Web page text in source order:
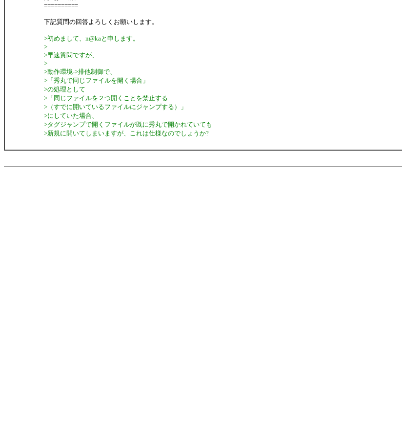
==========
下記質問の回答よろしくお願いします。
>初めまして、n@kaと申します。
>
>早速質問ですが、
>
>動作環境->排他制御で、
>「秀丸で同じファイルを開く場合」
>の処理として
>「同じファイルを２つ開くことを禁止する
>（すでに開いているファイルにジャンプする）」
>にしていた場合、
>タグジャンプで開くファイルが既に秀丸で開かれていても
>新規に開いてしまいますが、これは仕様なのでしょうか?